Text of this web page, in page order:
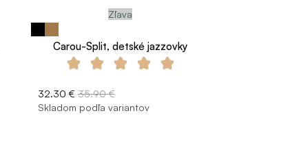
Zľava
Carou-Split, detské jazzovky
32.30 € 35.90 €
Skladom podľa variantov